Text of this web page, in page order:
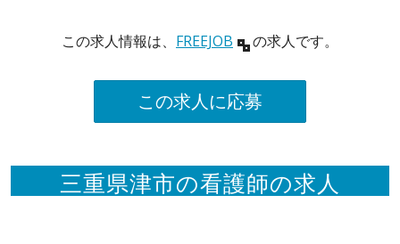
この求人情報は、 FREEJOB の求人です。
この求人に応募
三重県津市の看護師の求人